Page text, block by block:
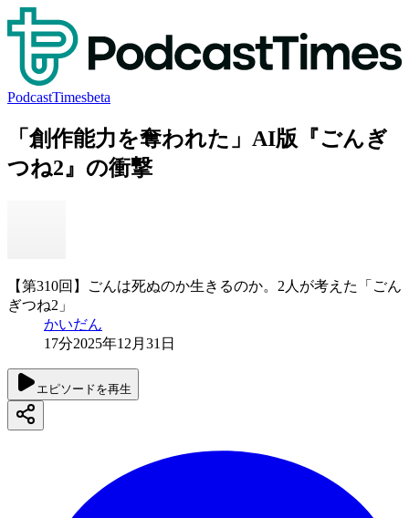
PodcastTimesbeta
「創作能力を奪われた」AI版『ごんぎ
つね2』の衝撃
【第310回】ごんは死ぬのか生きるのか。2人が考えた「ごん
ぎつね2」
かいだん
17分2025年12月31日
エピソードを再生